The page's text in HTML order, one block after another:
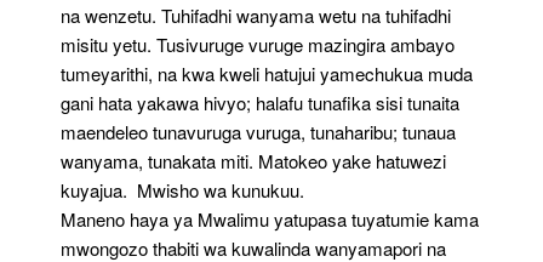
na wenzetu. Tuhifadhi wanyama wetu na tuhifadhi
misitu yetu. Tusivuruge vuruge mazingira ambayo
tumeyarithi, na kwa kweli hatujui yamechukua muda
gani hata yakawa hivyo; halafu tunafika sisi tunaita
maendeleo tunavuruga vuruga, tunaharibu; tunaua
wanyama, tunakata miti. Matokeo yake hatuwezi
kuyajua. Mwisho wa kunukuu.
Maneno haya ya Mwalimu yatupasa tuyatumie kama
mwongozo thabiti wa kuwalinda wanyamapori na